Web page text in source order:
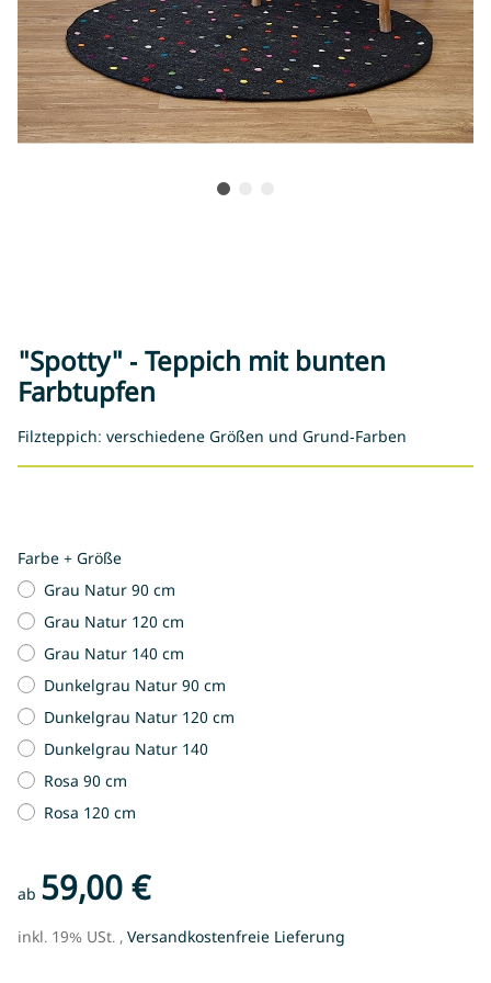
"Spotty" - Teppich mit bunten
Farbtupfen
Filzteppich: verschiedene Größen und Grund-Farben
Farbe + Größe
Grau Natur 90 cm
Grau Natur 120 cm
Grau Natur 140 cm
Dunkelgrau Natur 90 cm
Dunkelgrau Natur 120 cm
Dunkelgrau Natur 140
Rosa 90 cm
Rosa 120 cm
ab 59,00 €
inkl. 19% USt. , Versandkostenfreie Lieferung